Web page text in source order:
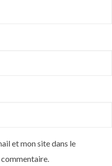
et mon site dans le